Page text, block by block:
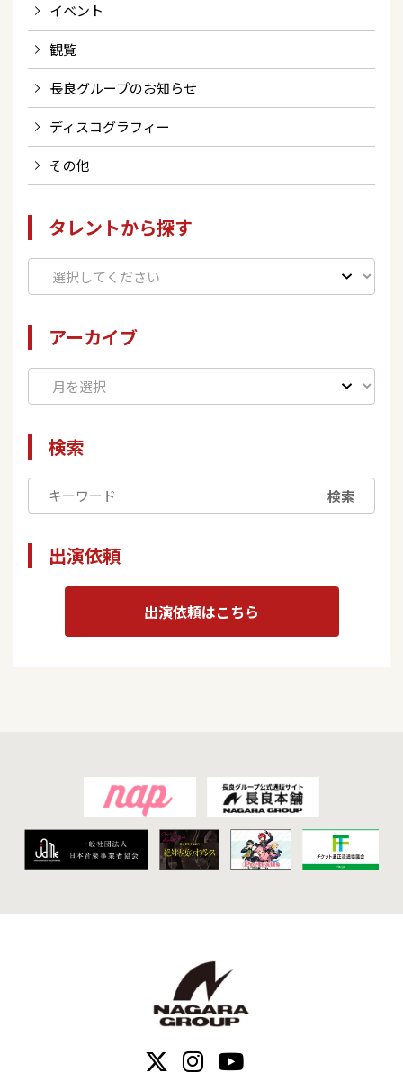
イベント
観覧
長良グループのお知らせ
ディスコグラフィー
その他
タレントから探す
アーカイブ
検索
検索
出演依頼
出演依頼はこちら